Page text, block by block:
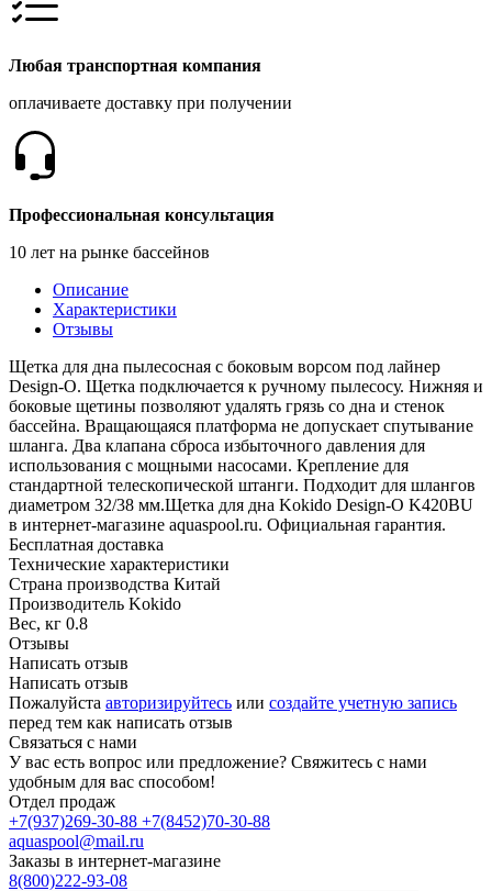
Любая транспортная компания
оплачиваете доставку при получении
Профессиональная консультация
10 лет на рынке бассейнов
Описание
Характеристики
Отзывы
Щетка для дна пылесосная с боковым ворсом под лайнер
Design-O. Щетка подключается к ручному пылесосу. Нижняя и
боковые щетины позволяют удалять грязь со дна и стенок
бассейна. Вращающаяся платформа не допускает спутывание
шланга. Два клапана сброса избыточного давления для
использования с мощными насосами. Крепление для
стандартной телескопической штанги. Подходит для шлангов
диаметром 32/38 мм.Щетка для дна Kokido Design-O K420BU
в интернет-магазине aquaspool.ru. Официальная гарантия.
Бесплатная доставка
Технические характеристики
Страна производства Китай
Производитель Kokido
Вес, кг 0.8
Отзывы
Написать отзыв
Написать отзыв
Пожалуйста авторизируйтесь или создайте учетную запись
перед тем как написать отзыв
Связаться с нами
У вас есть вопрос или предложение? Свяжитесь с нами
удобным для вас способом!
Отдел продаж
+7(937)269-30-88 +7(8452)70-30-88
aquaspool@mail.ru
Заказы в интернет-магазине
8(800)222-93-08